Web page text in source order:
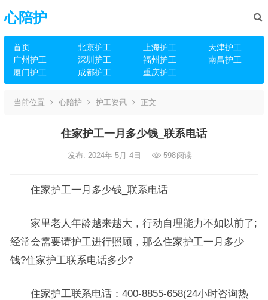
心陪护
首页 北京护工 上海护工
天津护工
广州护工
深圳护工 福州护工
南昌护工
厦门护工
成都护工 重庆护工
当前位置 心陪护 护工资讯 正文
住家护工一月多少钱_联系电话
发布: 2024年 5月 4日 598阅读
住家护工一月多少钱_联系电话
家里老人年龄越来越大，行动自理能力不如以前了;
经常会需要请护工进行照顾，那么住家护工一月多少
钱?住家护工联系电话多少?
住家护工联系电话：400-8855-658(24小时咨询热